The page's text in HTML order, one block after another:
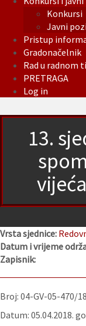
Konkursi
Javni
Pristup
Gradonačelnik
Rad u radnom
PRETRAGA
Log in
13.
Vrsta sjednice:
Datum i vrijeme
Zapisnik:
Broj: 04-GV-05-470/18
Datum: 05.04.2018.